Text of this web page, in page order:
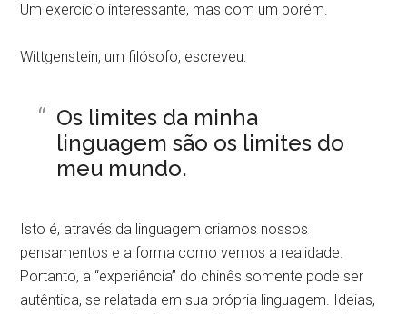
Um exercício interessante, mas com um porém.
Wittgenstein, um filósofo, escreveu:
Os limites da minha
linguagem são os limites do
meu mundo.
Isto é, através da linguagem criamos nossos
pensamentos e a forma como vemos a realidade.
Portanto, a “experiência” do chinês somente pode ser
autêntica, se relatada em sua própria linguagem. Ideias,